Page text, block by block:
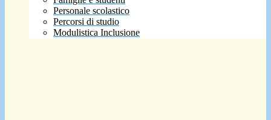
Personale scolastico
Percorsi di studio
Modulistica Inclusione